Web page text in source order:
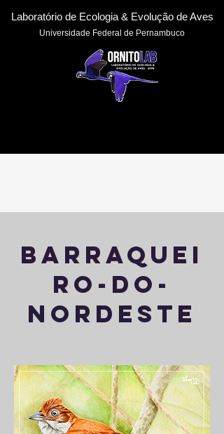
Laboratório de Ecologia & Evolução de Aves
Universidade Federal de Pernambuco
barraquei
ro-do-
nordeste